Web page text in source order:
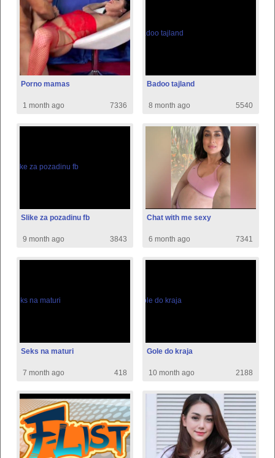
Porno mamas
1 month ago 7336
Badoo tajland
8 month ago 5540
Slike za pozadinu fb
9 month ago 3843
Chat with me sexy
6 month ago 7341
Seks na maturi
7 month ago 418
Gole do kraja
10 month ago 2188